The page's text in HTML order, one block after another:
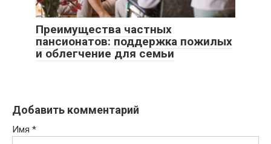
Преимущества частных
пансионатов: поддержка пожилых
и облегчение для семьи
Добавить комментарий
Имя *